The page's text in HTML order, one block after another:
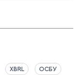
XBRL ОСБУ